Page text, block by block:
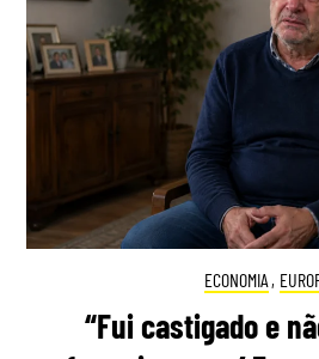
ECONOMIA ,
“Fui castigado e